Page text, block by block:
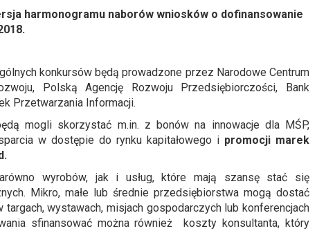
harmonogramu naborów wniosków o dofinansowanie
konkursów będą prowadzone przez Narodowe Centrum
Polską Agencję Rozwoju Przedsiębiorczości, Bank
Przetwarzania Informacji.
mogli skorzystać m.in. z bonów na innowacje dla MŚP,
w dostępie do rynku kapitałowego i promocji marek
wyrobów, jak i usług, które mają szansę stać się
Mikro, małe lub średnie przedsiębiorstwa mogą dostać
targach, wystawach, misjach gospodarczych lub konferencjach
sfinansować można również koszty konsultanta, który